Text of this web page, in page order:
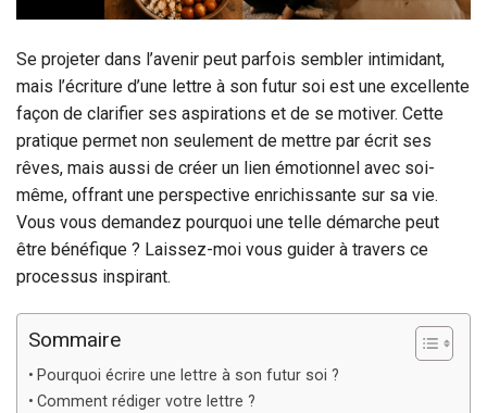
Se projeter dans l’avenir peut parfois sembler intimidant,
mais l’écriture d’une lettre à son futur soi est une excellente
façon de clarifier ses aspirations et de se motiver. Cette
pratique permet non seulement de mettre par écrit ses
rêves, mais aussi de créer un lien émotionnel avec soi-
même, offrant une perspective enrichissante sur sa vie.
Vous vous demandez pourquoi une telle démarche peut
être bénéfique ? Laissez-moi vous guider à travers ce
processus inspirant.
Sommaire
Pourquoi écrire une lettre à son futur soi ?
Comment rédiger votre lettre ?